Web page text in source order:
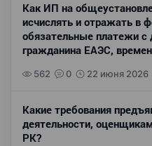
Как ИП на
исчислять и отражать в
обязательные платежи с
гражданина ЕАЭС,
562 0 22 июня 2026
Какие требования
деятельности,
РК?